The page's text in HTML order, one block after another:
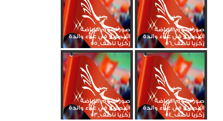
صور نجوم الرياضة
المصرية في عزاء والدة
زكريا ناصف_56
صور نجوم الرياضة
المصرية في عزاء والدة
زكريا ناصف_55
صور نجوم الرياضة
المصرية في عزاء والدة
زكريا ناصف_54
صور نجوم الرياضة
المصرية في عزاء والدة
زكريا ناصف_53